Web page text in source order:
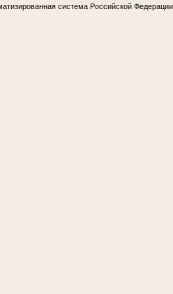
система Российской